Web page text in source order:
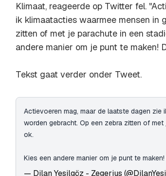
Klimaat, reageerde op Twitter fel.
ik klimaatacties waarmee mensen in
zitten of met je parachute in een
andere manier om je punt te maken!
Tekst gaat verder onder Tweet.
Actievoeren mag, maar de laatste dagen
worden gebracht. Op een zebra zitten of
ok.
Kies een andere manier om je punt te
— Dilan Yesilgöz - Zegerius